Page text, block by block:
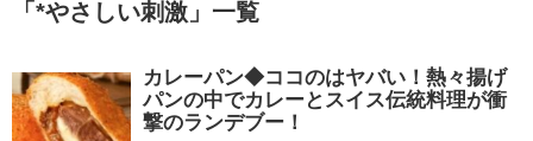
「 *やさしい刺激 」 一覧
カレーパン◆ココのはヤバい！熱々揚げ
パンの中でカレーとスイス伝統料理が衝
撃のランデブー！